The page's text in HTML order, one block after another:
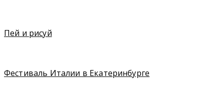
Пей и рисуй
Фестиваль Италии в Екатеринбурге